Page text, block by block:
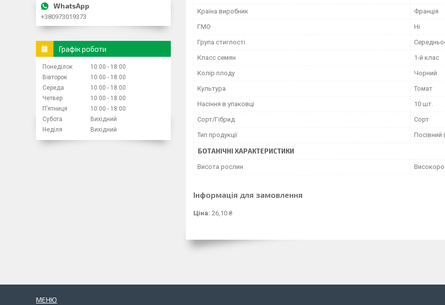
Країна виробник Франція
ГМО Ні
Група стиглості
Класс семян 1-й клас
Колір плоду Чорний
Культура Томат
Насіння в упаковці 10 шт.
Сорт/Гібрид Сорт
Тип продукції Посівний
БОТАНІЧНІ ХАРАКТЕРИСТИКИ
Висота рослин
Інформація для замовлення
Ціна: 26,10 ₴
+380973019373
Графік роботи
Понеділок 10:00
18:00
Вівторок
10:00
18:00
Середа
10:00
18:00
Четвер
10:00
18:00
Пʼятниця
10:00
18:00
Субота
Вихідний
Неділя
Вихідний
МЕНЮ